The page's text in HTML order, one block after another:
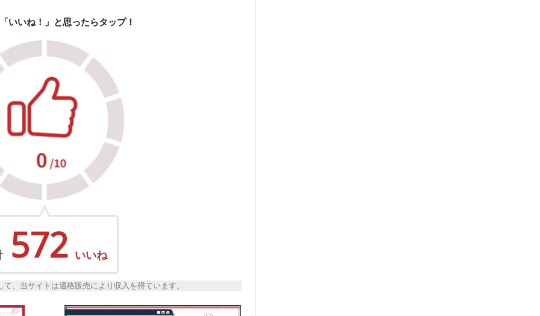
いいね！」と思ったらタップ！
572 いいね
、当サイトは適格販売により収入を得ています。